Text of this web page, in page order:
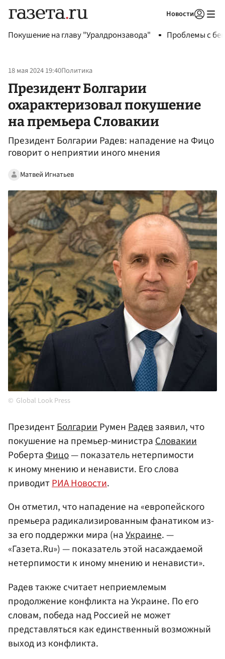
Новости
Покушение на главу "Уралдронзавода" Проблемы с
18 мая 2024 19:40Политика
Президент Болгарии
охарактеризовал покушение
на премьера Словакии
Президент Болгарии Радев: нападение на Фицо
говорит о неприятии иного мнения
Матвей Игнатьев
Global Look Press
ПрезидентБолгарииРуменРадевзаявил, что
покушение на премьер-министраСловакии
РобертаФицо— показатель нетерпимости
к иному мнению и ненависти. Его слова
приводитРИА Новости.
Он отметил, что нападение на «европейского
премьера радикализированным фанатиком из-
за его поддержки мира (наУкраине. —
«Газета.Ru») — показатель этой насаждаемой
нетерпимости к иному мнению и ненависти».
Радев также считает неприемлемым
продолжение конфликта на Украине. По его
словам, победа над Россией не может
представляться как единственный возможный
выход из конфликта.